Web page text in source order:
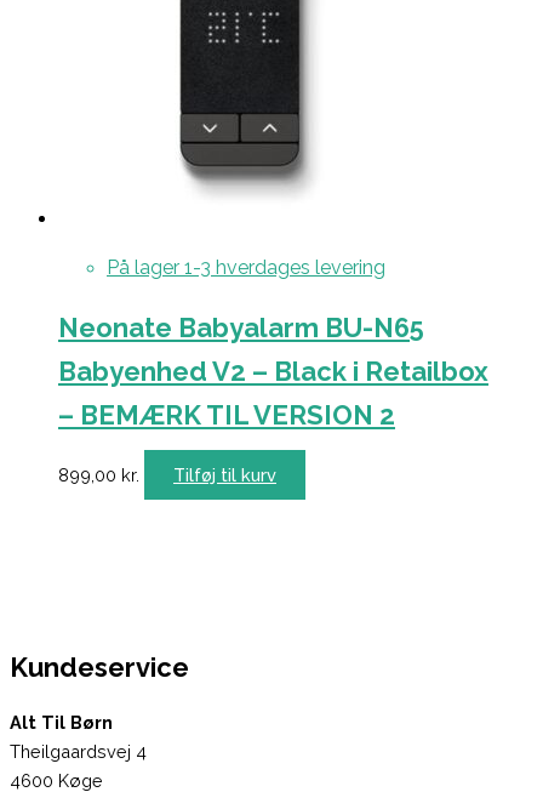
På lager 1-3 hverdages levering
Neonate Babyalarm BU-N65
Babyenhed V2 – Black i Retailbox
– BEMÆRK TIL VERSION 2
899,00 kr. Tilføj til kurv
Kundeservice
Alt Til Børn
Theilgaardsvej 4
4600 Køge